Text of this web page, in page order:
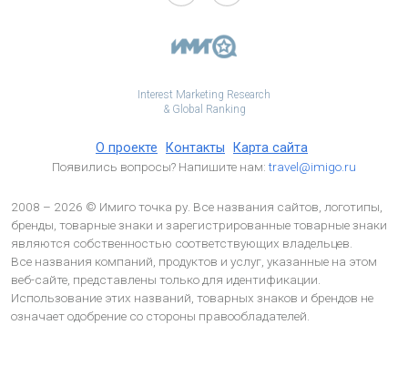
Interest Marketing Research
& Global Ranking
О проекте Контакты Карта сайта
Появились вопросы? Напишите нам:travel@imigo.ru
2008 – 2026 © Имиго точка ру. Все названия сайтов, логотипы,
бренды, товарные знаки и зарегистрированные товарные знаки
являются собственностью соответствующих владельцев.
Все названия компаний, продуктов и услуг, указанные на этом
веб-сайте, представлены только для идентификации.
Использование этих названий, товарных знаков и брендов не
означает одобрение со стороны правообладателей.